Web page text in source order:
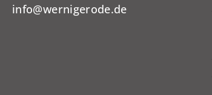
info@wernigerode.de